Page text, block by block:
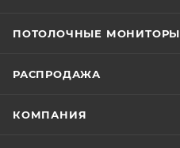
ПОТОЛОЧНЫЕ МОНИТОРЫ
РАСПРОДАЖА
КОМПАНИЯ